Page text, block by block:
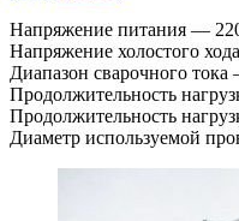
Напряжение питания —
Напряжение холостого
Диапазон сварочного
Продолжительность
Продолжительность
Диаметр используемой